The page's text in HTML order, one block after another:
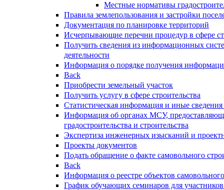
Местные нормативы
Правила землепользования и застройки
Документация по планировке территорий
Исчерпывающие перечни процедур в сфере
Получить сведения из информационных
деятельности
Информация о порядке получения
Back
Приобрести земельный участок
Получить услугу в сфере строительства
Статистическая информация и иные сведения
Информация об органах МСУ,
градостроительства и строительства
Экспертиза инженерных изысканий и
Проекты документов
Подать обращение о факте самовольного
Back
Информация о реестре объектов
График обучающих семинаров для участников